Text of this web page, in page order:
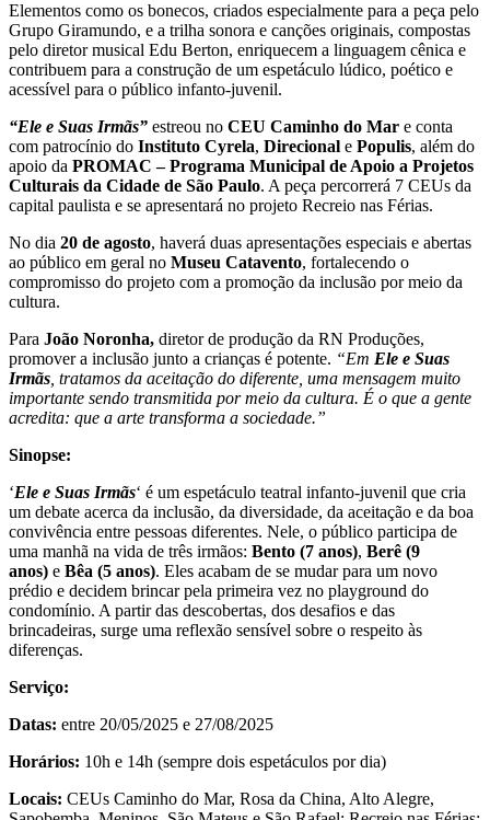
Elementos como os bonecos, criados especialmente para a peça pelo
Grupo Giramundo, e a trilha sonora e canções originais, compostas
pelo diretor musical Edu Berton, enriquecem a linguagem cênica e
contribuem para a construção de um espetáculo lúdico, poético e
acessível para o público infanto-juvenil.
“Ele e Suas Irmãs” estreou no CEU Caminho do Mar e conta
com patrocínio do Instituto Cyrela, Direcional e Populis, além do
apoio da PROMAC – Programa Municipal de Apoio a Projetos
Culturais da Cidade de São Paulo. A peça percorrerá 7 CEUs da
capital paulista e se apresentará no projeto Recreio nas Férias.
No dia 20 de agosto, haverá duas apresentações especiais e abertas
ao público em geral no Museu Catavento, fortalecendo o
compromisso do projeto com a promoção da inclusão por meio da
cultura.
Para João Noronha, diretor de produção da RN Produções,
promover a inclusão junto a crianças é potente. “Em Ele e Suas
Irmãs , tratamos da aceitação do diferente, uma mensagem muito
importante sendo transmitida por meio da cultura. É o que a gente
acredita: que a arte transforma a sociedade.”
Sinopse:
‘Ele e Suas Irmãs‘ é um espetáculo teatral infanto-juvenil que cria
um debate acerca da inclusão, da diversidade, da aceitação e da boa
convivência entre pessoas diferentes. Nele, o público participa de
uma manhã na vida de três irmãos: Bento (7 anos), Berê (9
anos) e Bêa (5 anos). Eles acabam de se mudar para um novo
prédio e decidem brincar pela primeira vez no playground do
condomínio. A partir das descobertas, dos desafios e das
brincadeiras, surge uma reflexão sensível sobre o respeito às
diferenças.
Serviço:
Datas: entre 20/05/2025 e 27/08/2025
Horários: 10h e 14h (sempre dois espetáculos por dia)
Locais: CEUs Caminho do Mar, Rosa da China, Alto Alegre,